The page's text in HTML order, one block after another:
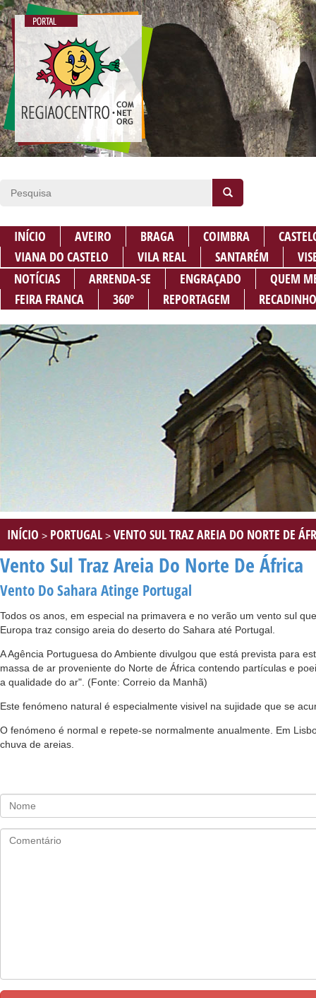
INÍCIO AVEIRO BRAGA COIMBRA
VIANA DO CASTELO
VILA REAL SANTARÉM
NOTÍCIAS
ARRENDA-SE ENGRAÇADO
QUEM
FEIRA FRANCA
360º REPORTAGEM
INÍCIO > PORTUGAL > VENTO SUL TRAZ AREIA DO NORTE DE
Vento Sul Traz Areia Do Norte De África
Vento Do Sahara Atinge Portugal
Todos os anos, em especial na primavera e no verão um vento sul
Europa traz consigo areia do deserto do Sahara até Portugal.
A Agência Portuguesa do Ambiente divulgou que está prevista para
massa de ar proveniente do Norte de África contendo partículas e
a qualidade do ar". (Fonte: Correio da Manhã)
Este fenómeno natural é especialmente visivel na sujidade que se
O fenómeno é normal e repete-se normalmente anualmente. Em
chuva de areias.